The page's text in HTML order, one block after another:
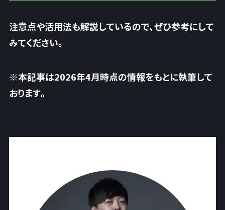
注意点や活用法も解説しているので、ぜひ参考にして
みてください。
※本記事は2026年4月時点の情報をもとに執筆して
おります。